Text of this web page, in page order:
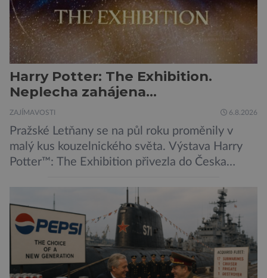
Harry Potter: The Exhibition.
Neplecha zahájena…
ZAJÍMAVOSTI 6.8.2026
Pražské Letňany se na půl roku proměnily v
malý kus kouzelnického světa. Výstava Harry
Potter™: The Exhibition přivezla do Česka
Bradavice, Hagridovu chýši i učebny, ve
kterých si můžete zkusit kouzla na vlastní kůži.
Nechte tedy mudlovské starosti přede dveřmi.
Neplecha byla zahájena. Dopis z Bradavic
možná stále nepřišel, ale […]